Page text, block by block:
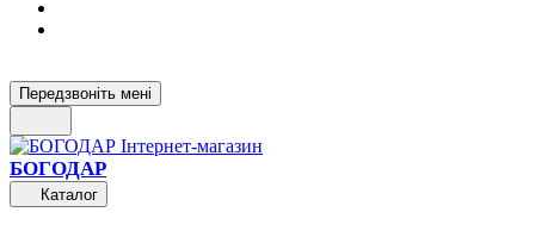
Передзвоніть мені
БОГОДАР
Каталог